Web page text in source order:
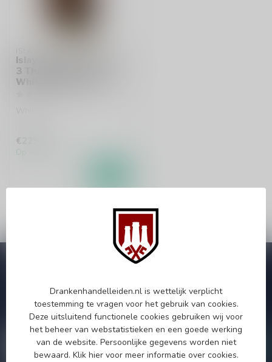
Islay 25 Years #2 Batch
3 That Boutique-y
Whisky Company 50cl
€229,95
Op voorraad
Abonneer je op onze nieuwsbrief
aanbiedingen. Die wil je toch niet missen!? We versturen
maximaal één keer per maand een mailing dus geen zorgen over
onnodige spam!
Drankenhandelleiden.nl is wettelijk verplicht
toestemming te vragen voor het gebruik van cookies.
Deze uitsluitend functionele cookies gebruiken wij voor
het beheer van webstatistieken en een goede werking
van de website. Persoonlijke gegevens worden niet
bewaard. Klik hiervoor meer informatie over cookies.